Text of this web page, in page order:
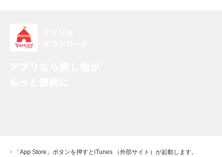
・「App Store」ボタンを押すとiTunes （外部サイト）が起動します。